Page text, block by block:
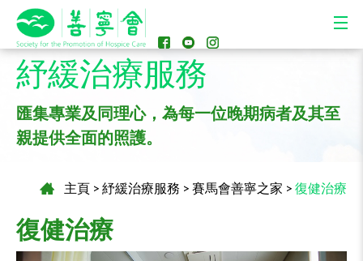
紓緩治療服務
匯集專業及同理心，為每一位晚期病者及其至
親提供全面的照護。
主頁 > 紓緩治療服務 > 賽馬會善寧之家 > 復健治療
復健治療